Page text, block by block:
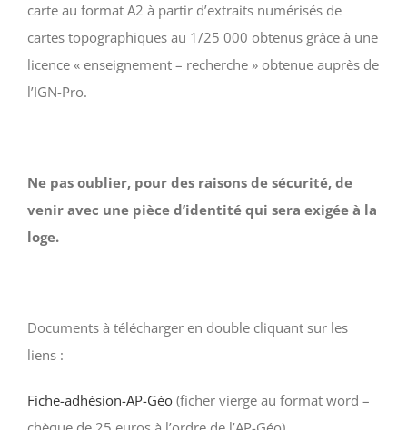
carte au format A2 à partir d’extraits numérisés de
cartes topographiques au 1/25 000 obtenus grâce à une
licence « enseignement – recherche » obtenue auprès de
l’IGN-Pro.
Ne pas oublier, pour des raisons de sécurité, de
venir avec une pièce d’identité qui sera exigée à la
loge.
Documents à télécharger en double cliquant sur les
liens :
Fiche-adhésion-AP-Géo (ficher vierge au format word –